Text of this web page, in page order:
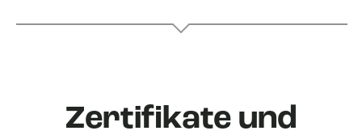
Zertifikate und